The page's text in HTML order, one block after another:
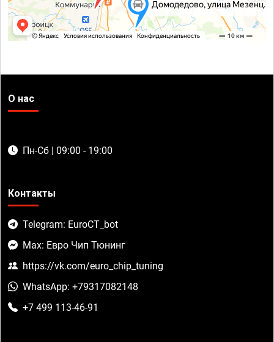
О нас
Пн-Сб | 09:00 - 19:00
Контакты
Telegram: EuroCT_bot
Max: Евро Чип Тюнинг
https://vk.com/euro_chip_tuning
WhatsApp: +79317082148
+7 499 113-46-91